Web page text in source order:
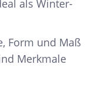
als Winter-
Form und Maß
Merkmale